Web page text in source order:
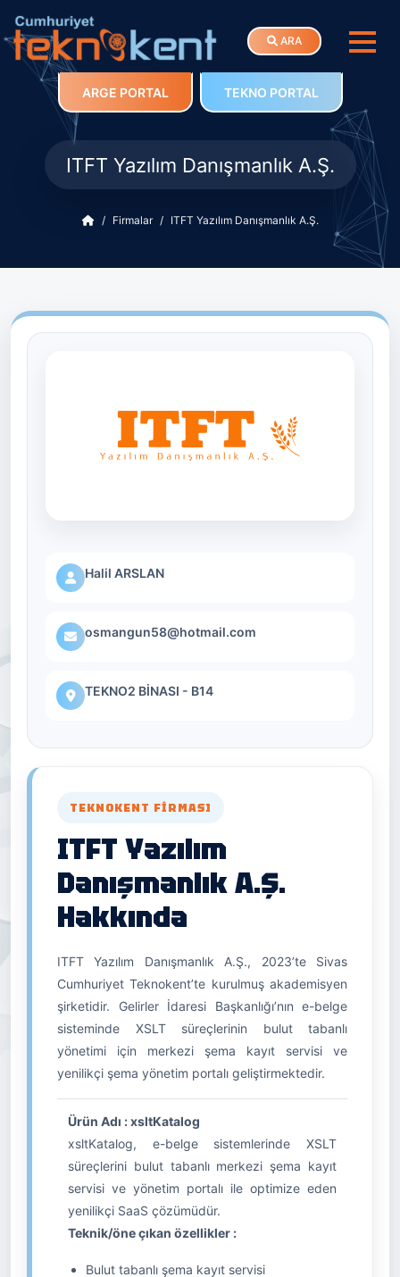
ARA
ARGE PORTAL TEKNO PORTAL
ITFT Yazılım Danışmanlık A.Ş.
Firmalar ITFT Yazılım Danışmanlık A.Ş.
Halil ARSLAN
osmangun58@hotmail.com
TEKNO2 BİNASI - B14
TEKNOKENT FIRMASI
ITFT Yazılım
Danışmanlık A.Ş.
Hakkında
ITFT Yazılım Danışmanlık A.Ş., 2023’te Sivas
Cumhuriyet Teknokent’te kurulmuş akademisyen
şirketidir. Gelirler İdaresi Başkanlığı’nın e-belge
sisteminde XSLT süreçlerinin bulut tabanlı
yönetimi için merkezi şema kayıt servisi ve
yenilikçi şema yönetim portalı geliştirmektedir.
Ürün Adı : xsltKatalog
xsltKatalog, e-belge sistemlerinde XSLT
süreçlerini bulut tabanlı merkezi şema kayıt
servisi ve yönetim portalı ile optimize eden
yenilikçi SaaS çözümüdür.
Teknik/öne çıkan özellikler :
Bulut tabanlı şema kayıt servisi